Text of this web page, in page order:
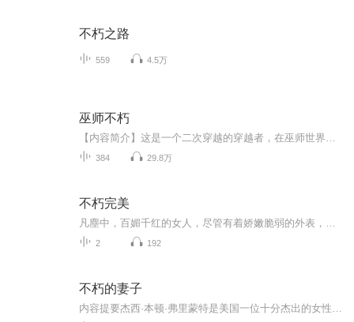
不朽之路
559 4.5万
巫师不朽
384 29.8万
不朽完美
2 192
不朽的妻子